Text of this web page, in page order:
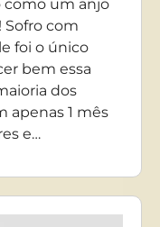
como um anjo
com
foi o único
bem essa
dos
apenas 1 mês
e…